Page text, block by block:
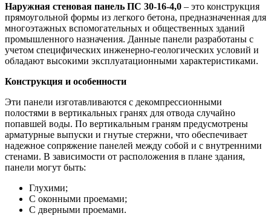
Наружная стеновая панель ПС 30-16-4,0 – это конструкция
прямоугольной формы из легкого бетона, предназначенная для
многоэтажных вспомогательных и общественных зданий
промышленного назначения. Данные панели разработаны с
учетом специфических инженерно-геологических условий и
обладают высокими эксплуатационными характеристиками.
Конструкция и особенности
Эти панели изготавливаются с декомпрессионными
полостями в вертикальных гранях для отвода случайно
попавшей воды. По вертикальным граням предусмотрены
арматурные выпуски и гнутые стержни, что обеспечивает
надежное сопряжение панелей между собой и с внутренними
стенами. В зависимости от расположения в плане здания,
панели могут быть:
Глухими;
С оконными проемами;
С дверными проемами.